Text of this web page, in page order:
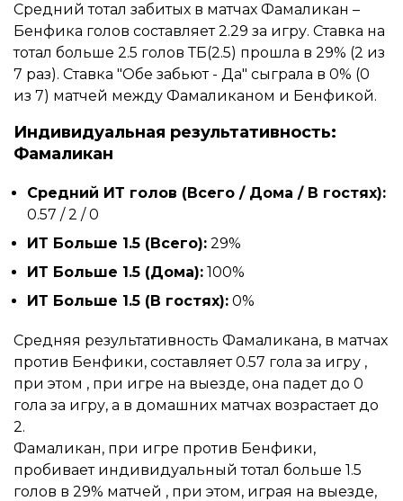
Средний тотал забитых в матчах Фамаликан –
Бенфика голов составляет 2.29 за игру. Ставка на
тотал больше 2.5 голов ТБ(2.5) прошла в 29% (2 из
7 раз). Ставка "Обе забьют - Да" сыграла в 0% (0
из 7) матчей между Фамаликаном и Бенфикой.
Индивидуальная результативность:
Фамаликан
Средний ИТ голов (Всего / Дома / В гостях):
0.57 / 2 / 0
ИТ Больше 1.5 (Всего): 29%
ИТ Больше 1.5 (Дома): 100%
ИТ Больше 1.5 (В гостях): 0%
Средняя результативность Фамаликана, в матчах
против Бенфики, составляет 0.57 гола за игру ,
при этом , при игре на выезде, она падет до 0
гола за игру, а в домашних матчах возрастает до
2.
Фамаликан, при игре против Бенфики,
пробивает индивидуальный тотал больше 1.5
голов в 29% матчей , при этом, играя на выезде,